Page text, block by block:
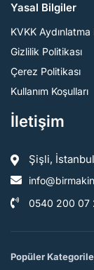
Yasal Bilgiler
KVKK
Gizlilik Politikası
Çerez Politikası
Kullanım Koşulları
İletişim
Şişli,
0540 200 07
Popüler